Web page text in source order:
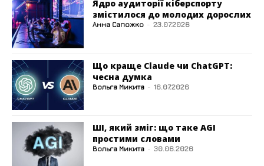
Ядро аудиторії кіберспорту
змістилося до молодих дорослих
Анна Сапожко - 23.07.2026
Що краще Claude чи ChatGPT:
чесна думка
Вольга Микита - 16.07.2026
ШІ, який зміг: що таке AGI
простими словами
Вольга Микита - 30.06.2026